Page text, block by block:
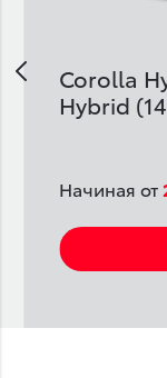
Corolla
Hybrid
Начиная от